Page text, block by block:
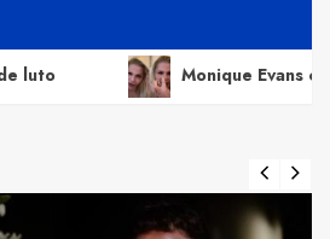
Monique Evans comemora evolução